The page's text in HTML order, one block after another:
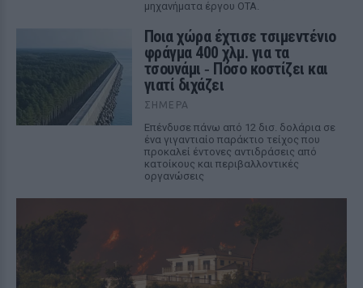
μηχανήματα έργου ΟΤΑ.
Ποια χώρα έχτισε τσιμεντένιο
φράγμα 400 χλμ. για τα
τσουνάμι ‑ Πόσο κοστίζει και
γιατί διχάζει
ΣΉΜΕΡΑ
Επένδυσε πάνω από 12 δισ. δολάρια σε
ένα γιγαντιαίο παράκτιο τείχος που
προκαλεί έντονες αντιδράσεις από
κατοίκους και περιβαλλοντικές
οργανώσεις